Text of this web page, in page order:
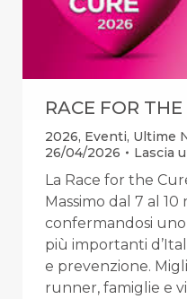
RACE FOR
2026, Eventi, Ultime
26/04/2026
Lascia
La Race for the
Massimo dal 7 al 10
confermandosi
più importanti
e prevenzione.
runner, famiglie e